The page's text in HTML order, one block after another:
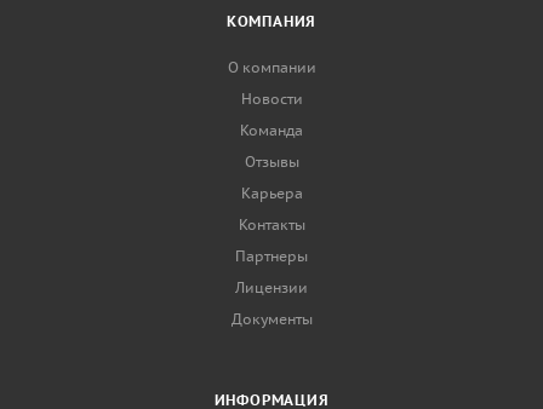
КОМПАНИЯ
О компании
Новости
Команда
Отзывы
Карьера
Контакты
Партнеры
Лицензии
Документы
ИНФОРМАЦИЯ